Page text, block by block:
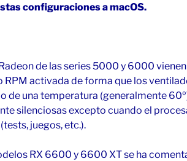
configuraciones a macOS.
de las series 5000 y 6000
RPM activada de forma que los
de una temperatura (generalmente
silenciosas excepto cuando el
juegos, etc.).
RX 6600 y 6600 XT se ha